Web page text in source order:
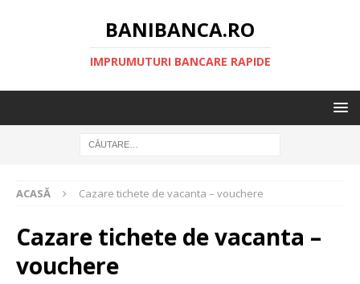
BANIBANCA.RO
IMPRUMUTURI BANCARE RAPIDE
ACASĂ Cazare tichete de vacanta – vouchere
Cazare tichete de vacanta –
vouchere